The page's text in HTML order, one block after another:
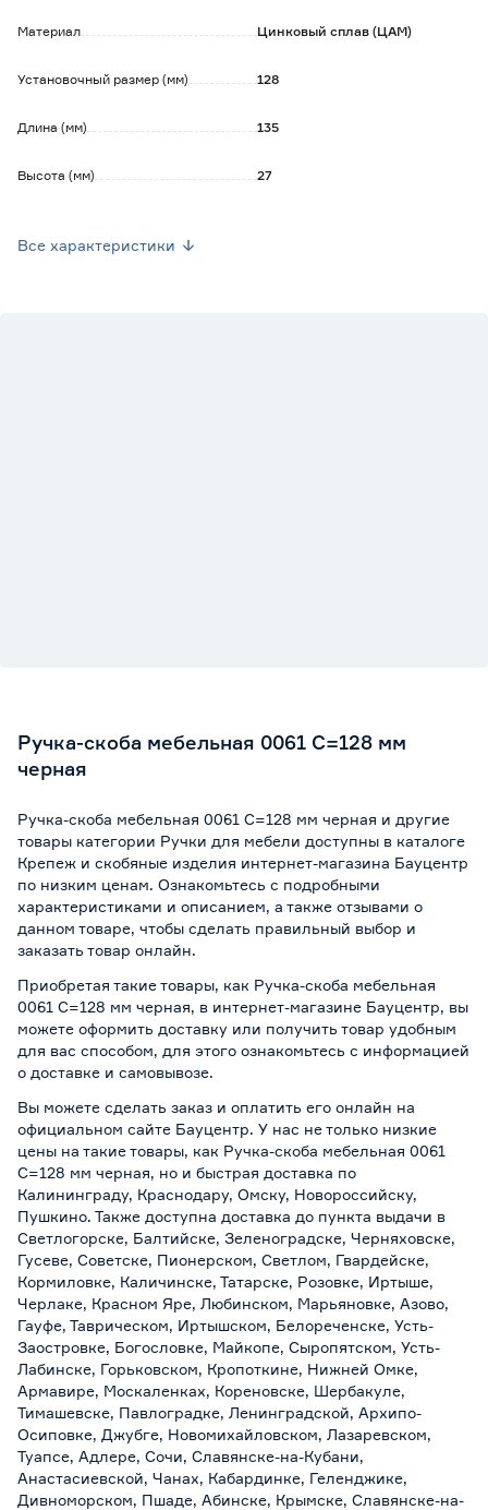
абразивов и агрессивных веществ. После вытереть
Материал Цинковый сплав (ЦАМ)
Установочный размер (мм) 128
Длина (мм) 135
Высота (мм) 27
Все характеристики
Ручка-скоба мебельная 0061 С=128 мм
черная
Ручка-скоба мебельная 0061 С=128 мм черная и другие
товары категории Ручки для мебели доступны в каталоге
Крепеж и скобяные изделия интернет-магазина Бауцентр
по низким ценам. Ознакомьтесь с подробными
характеристиками и описанием, а также отзывами о
данном товаре, чтобы сделать правильный выбор и
заказать товар онлайн.
Приобретая такие товары, как Ручка-скоба мебельная
0061 С=128 мм черная, в интернет-магазине Бауцентр, вы
можете оформить доставку или получить товар удобным
для вас способом, для этого ознакомьтесь с информацией
о доставке и самовывозе.
Вы можете сделать заказ и оплатить его онлайн на
официальном сайте Бауцентр. У нас не только низкие
цены на такие товары, как Ручка-скоба мебельная 0061
С=128 мм черная, но и быстрая доставка по
Калининграду, Краснодару, Омску, Новороссийску,
Пушкино. Также доступна доставка до пункта выдачи в
Светлогорске, Балтийске, Зеленоградске, Черняховске,
Гусеве, Советске, Пионерском, Светлом, Гвардейске,
Кормиловке, Каличинске, Татарске, Розовке, Иртыше,
Черлаке, Красном Яре, Любинском, Марьяновке, Азово,
Гауфе, Таврическом, Иртышском, Белореченске, Усть-
Заостровке, Богословке, Майкопе, Сыропятском, Усть-
Лабинске, Горьковском, Кропоткине, Нижней Омке,
Армавире, Москаленках, Кореновске, Шербакуле,
Тимашевске, Павлоградке, Ленинградской, Архипо-
Осиповке, Джубге, Новомихайловском, Лазаревском,
Туапсе, Адлере, Сочи, Славянске-на-Кубани,
Анастасиевской, Чанах, Кабардинке, Геленджике,
Дивноморском, Пшаде, Абинске, Крымске, Славянске-на-